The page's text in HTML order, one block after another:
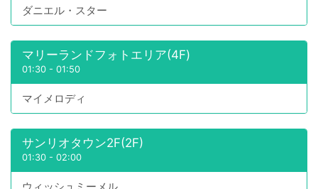
ダニエル・スター
マリーランドフォトエリア(4F)
01:30 - 01:50
マイメロディ
サンリオタウン2F(2F)
01:30 - 02:00
ウィッシュミーメル